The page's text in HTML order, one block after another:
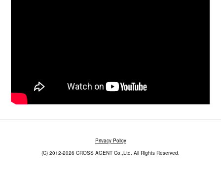
Privacy Policy
(C) 2012-2026 CROSS AGENT Co.,Ltd. All Rights Reserved.